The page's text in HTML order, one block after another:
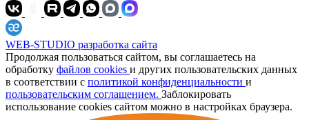
WEB-STUDIO разработка сайта
Продолжая пользоваться сайтом, вы соглашаетесь на
обработку файлов cookies и других пользовательских данных
в соответствии с политикой конфиденциальности и
пользовательским соглашением. Заблокировать
использование cookies сайтом можно в настройках браузера.